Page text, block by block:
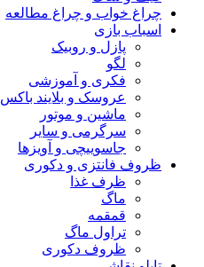
چراغ خواب و چراغ مطالعه
اسباب بازی
پازل و روبیک
لگو
فکری و آموزشی
عروسک و بلایند باکس
ماشین و موتور
سرگرمی و سایر
جاسوییچی و آویزها
ظروف فانتزی و دکوری
ظرف غذا
ماگ
قمقمه
تراول ماگ
ظروف دکوری